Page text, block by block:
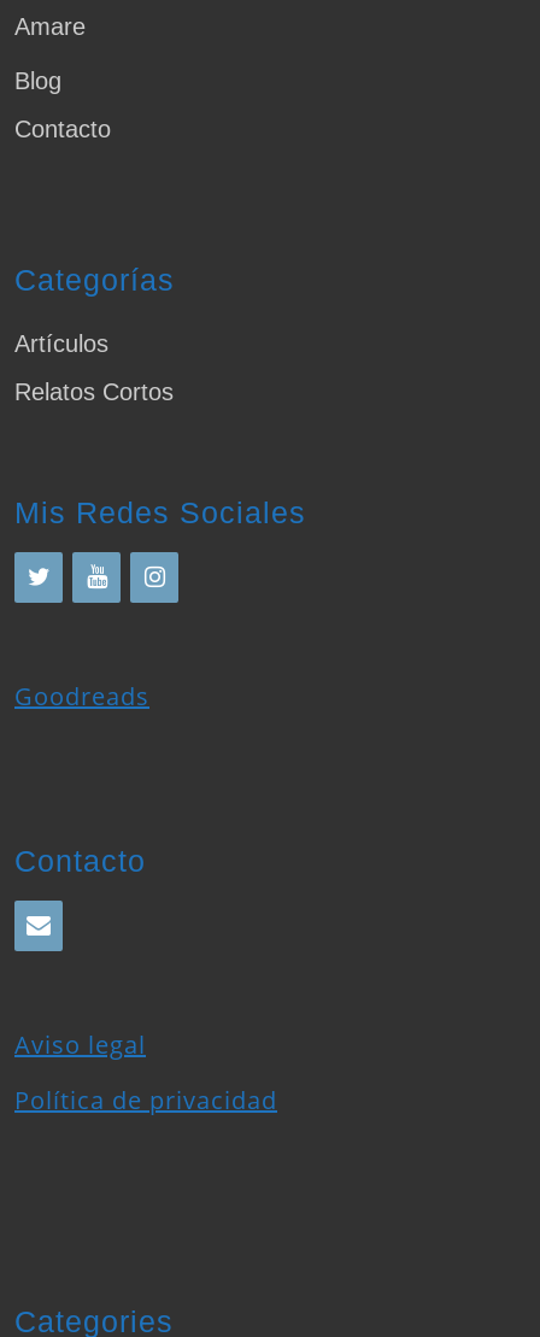
Amare
Blog
Contacto
Categorías
Artículos
Relatos Cortos
Mis Redes Sociales
Goodreads
Contacto
Aviso legal
Política de privacidad
Categories